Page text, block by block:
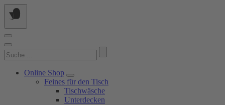
Springe
zum
Suchen
nach:
Online Shop
Feines für den Tisch
Tischwäsche
Unterdecken